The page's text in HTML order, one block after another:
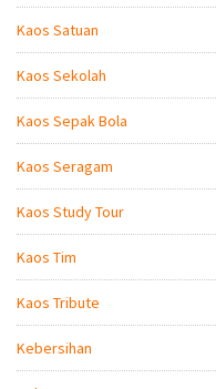
Kaos Satuan
Kaos Sekolah
Kaos Sepak Bola
Kaos Seragam
Kaos Study Tour
Kaos Tim
Kaos Tribute
Kebersihan